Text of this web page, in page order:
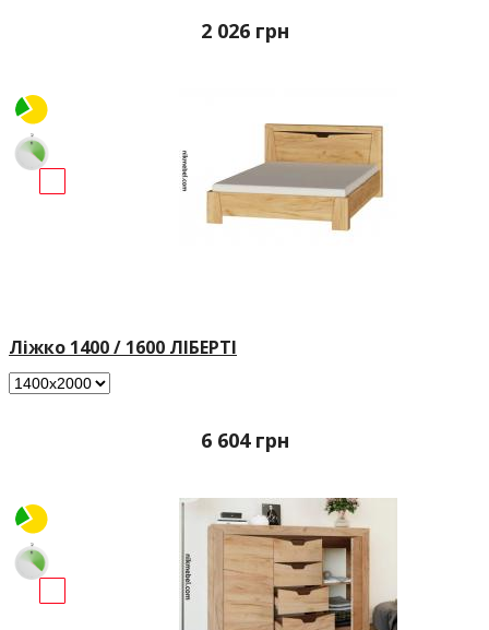
2 026 грн
Ліжко 1400 / 1600 ЛІБЕРТІ
6 604 грн